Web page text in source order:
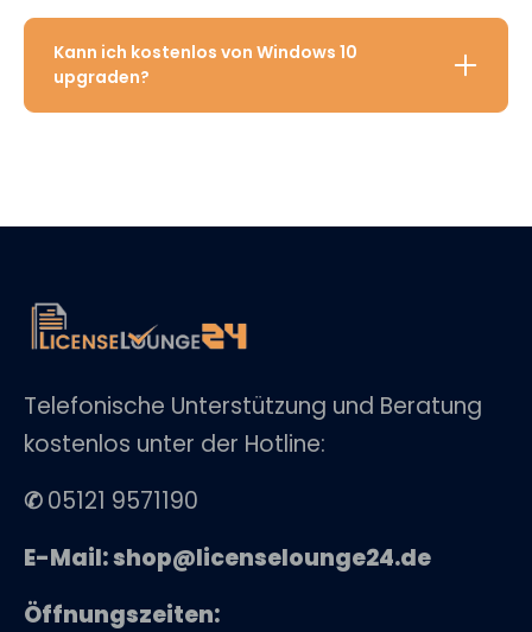
Kann ich kostenlos von Windows 10
upgraden?
Telefonische Unterstützung und Beratung
kostenlos unter der Hotline:
✆05121 9571190
E-Mail: shop@licenselounge24.de
Öffnungszeiten: